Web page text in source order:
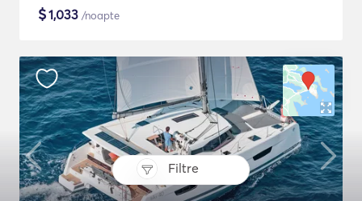
Filtre
$1,033 /noapte